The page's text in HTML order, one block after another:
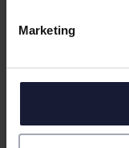
Marketing